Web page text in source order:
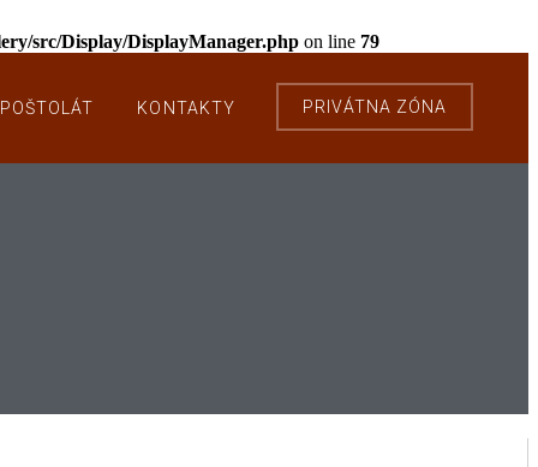
src/Display/DisplayManager.php on line 79
KONTAKTY PRIVÁTNA ZÓNA